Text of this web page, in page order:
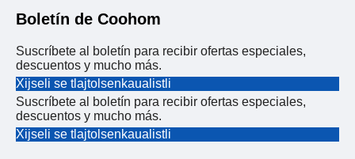
Boletín de Coohom
Suscríbete al boletín para recibir ofertas especiales,
descuentos y mucho más.
Xijseli se tlajtolsenkaualistli
Suscríbete al boletín para recibir ofertas especiales,
descuentos y mucho más.
Xijseli se tlajtolsenkaualistli